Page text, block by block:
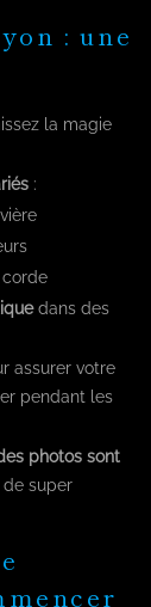
: une
la magie
:
dans des
assurer votre
pendant les
photos sont
de super